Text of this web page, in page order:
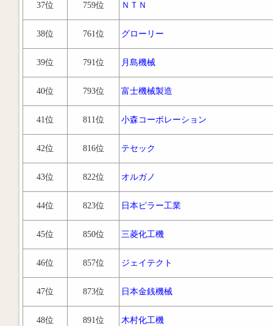
37位 759位 ＮＴＮ
38位 761位 グローリー
39位 791位 月島機械
40位 793位 富士機械製造
41位 811位 小森コーポレーション
42位 816位 テセック
43位 822位 オルガノ
44位 823位 日本ピラー工業
45位 850位 三菱化工機
46位 857位 ジェイテクト
47位 873位 日本金銭機械
48位 891位 木村化工機